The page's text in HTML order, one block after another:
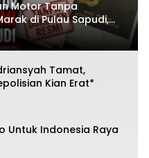
Motor Tanpa
di Pulau Sapudi,
Upeti
Tamat,
Kian Erat*
Untuk Indonesia Raya